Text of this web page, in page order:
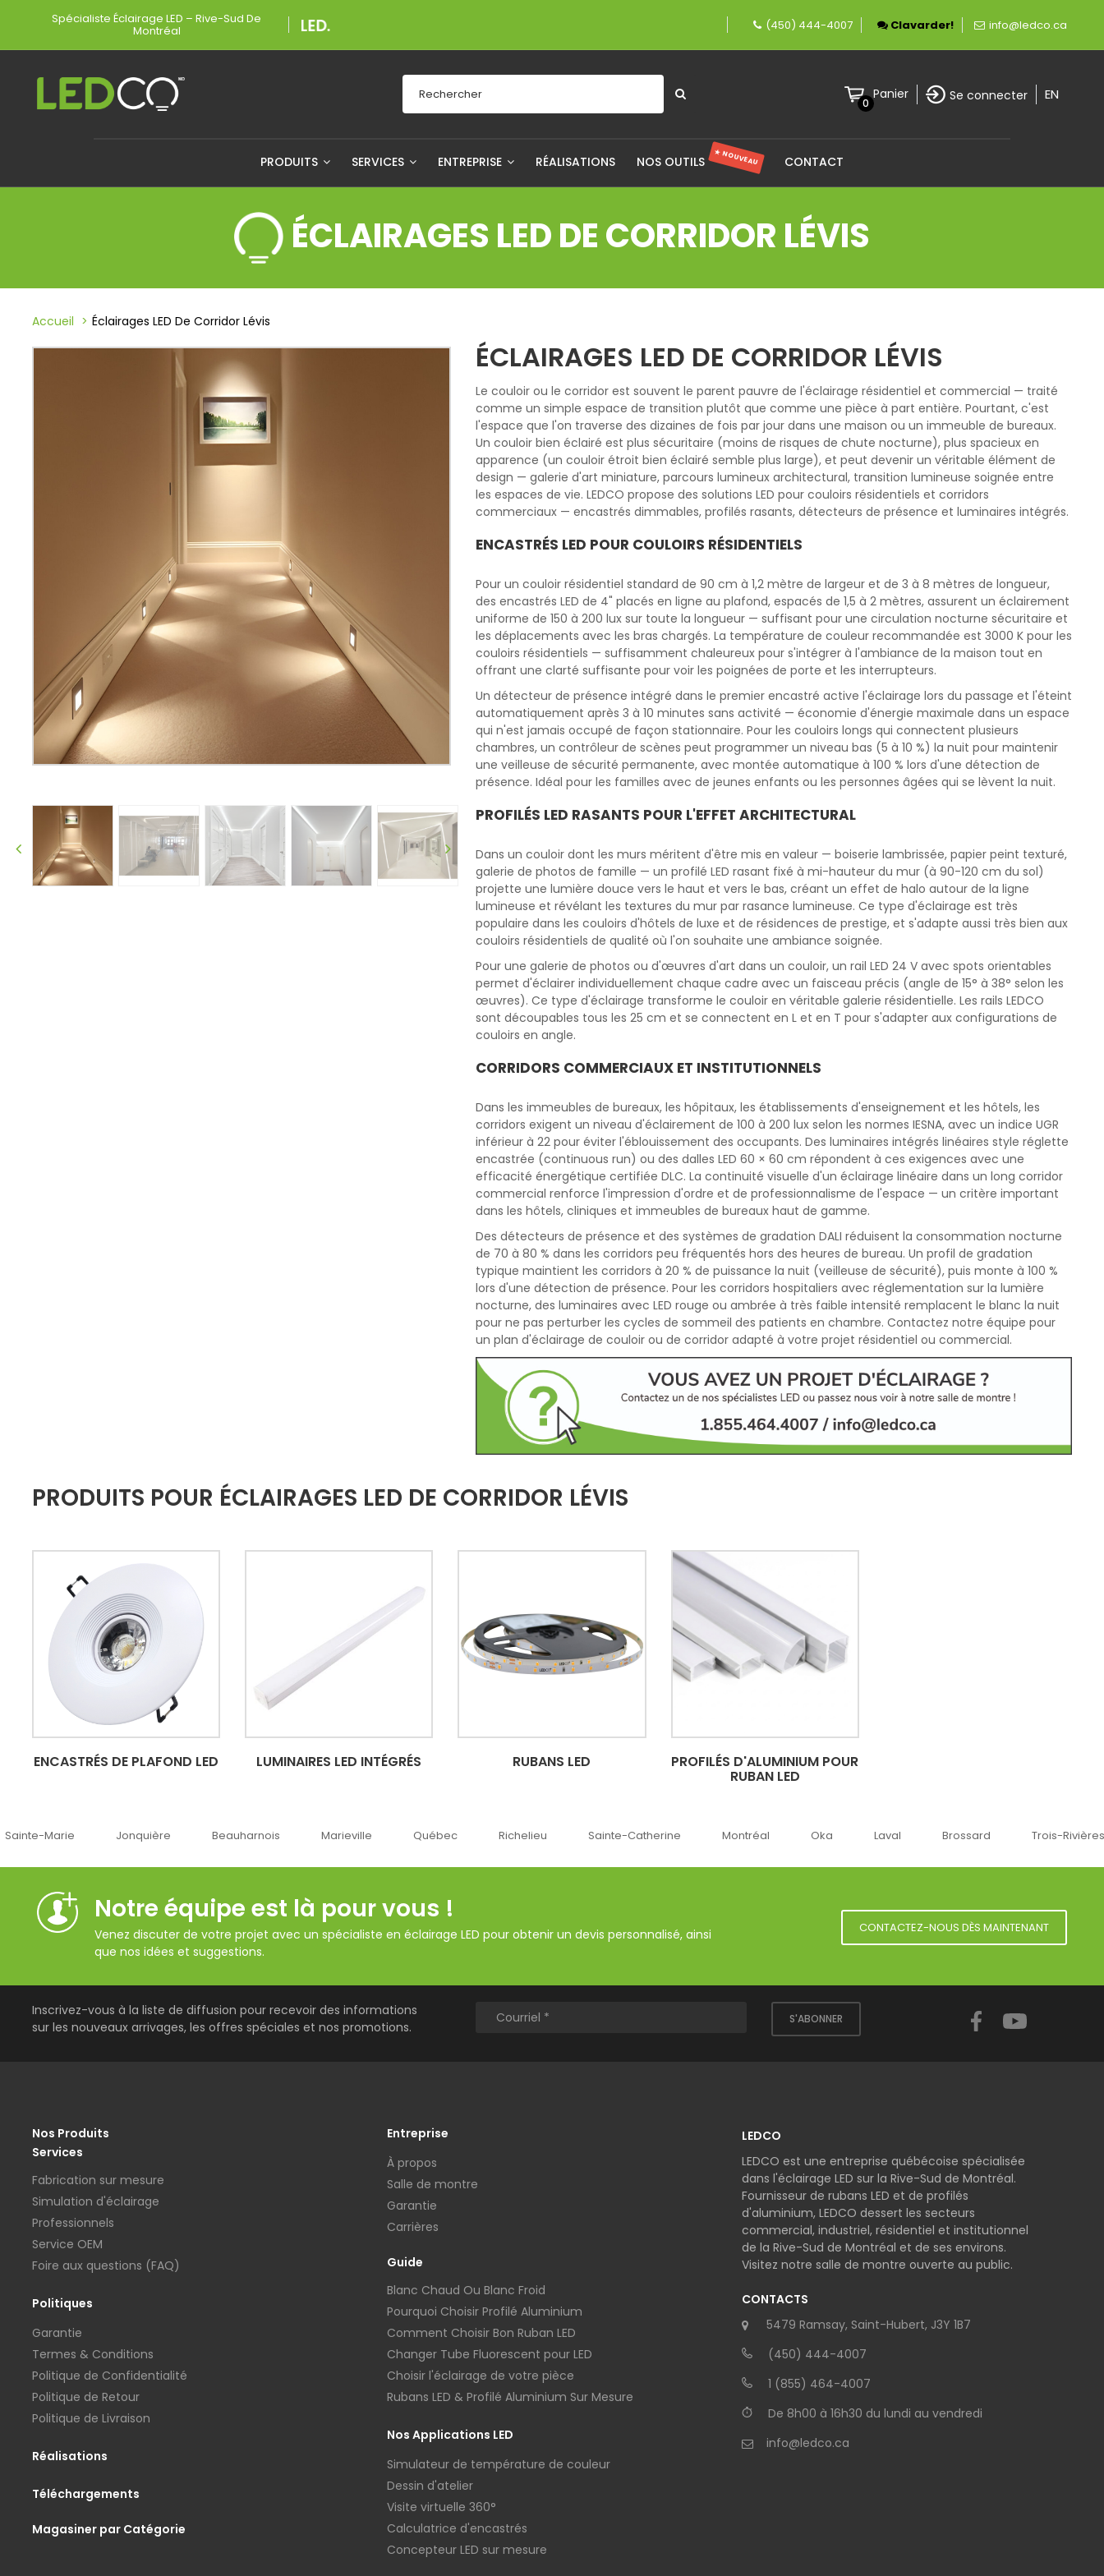
Spécialiste Éclairage LED – Rive-Sud De
Montréal Une entreprise fièrement canadienne spécialisée en éclairage
(450) 444-4007 Clavarder! info@ledco.ca
0
Panier Se connecter EN
PRODUITS SERVICES ENTREPRISE RÉALISATIONS NOS OUTILS ★ NOUVEAU CONTACT
ÉCLAIRAGES LED DE CORRIDOR LÉVIS
Accueil Éclairages LED De Corridor Lévis
ÉCLAIRAGES LED DE CORRIDOR LÉVIS
Le couloir ou le corridor est souvent le parent pauvre de l'éclairage résidentiel et commercial — traité
comme un simple espace de transition plutôt que comme une pièce à part entière. Pourtant, c'est
l'espace que l'on traverse des dizaines de fois par jour dans une maison ou un immeuble de bureaux.
Un couloir bien éclairé est plus sécuritaire (moins de risques de chute nocturne), plus spacieux en
apparence (un couloir étroit bien éclairé semble plus large), et peut devenir un véritable élément de
design — galerie d'art miniature, parcours lumineux architectural, transition lumineuse soignée entre
les espaces de vie. LEDCO propose des solutions LED pour couloirs résidentiels et corridors
commerciaux — encastrés dimmables, profilés rasants, détecteurs de présence et luminaires intégrés.
ENCASTRÉS LED POUR COULOIRS RÉSIDENTIELS
Pour un couloir résidentiel standard de 90 cm à 1,2 mètre de largeur et de 3 à 8 mètres de longueur,
des encastrés LED de 4" placés en ligne au plafond, espacés de 1,5 à 2 mètres, assurent un éclairement
uniforme de 150 à 200 lux sur toute la longueur — suffisant pour une circulation nocturne sécuritaire et
les déplacements avec les bras chargés. La température de couleur recommandée est 3000 K pour les
couloirs résidentiels — suffisamment chaleureux pour s'intégrer à l'ambiance de la maison tout en
offrant une clarté suffisante pour voir les poignées de porte et les interrupteurs.
Un détecteur de présence intégré dans le premier encastré active l'éclairage lors du passage et l'éteint
automatiquement après 3 à 10 minutes sans activité — économie d'énergie maximale dans un espace
qui n'est jamais occupé de façon stationnaire. Pour les couloirs longs qui connectent plusieurs
chambres, un contrôleur de scènes peut programmer un niveau bas (5 à 10 %) la nuit pour maintenir
une veilleuse de sécurité permanente, avec montée automatique à 100 % lors d'une détection de
présence. Idéal pour les familles avec de jeunes enfants ou les personnes âgées qui se lèvent la nuit.
PROFILÉS LED RASANTS POUR L'EFFET ARCHITECTURAL
Dans un couloir dont les murs méritent d'être mis en valeur — boiserie lambrissée, papier peint texturé,
galerie de photos de famille — un profilé LED rasant fixé à mi-hauteur du mur (à 90-120 cm du sol)
projette une lumière douce vers le haut et vers le bas, créant un effet de halo autour de la ligne
lumineuse et révélant les textures du mur par rasance lumineuse. Ce type d'éclairage est très
populaire dans les couloirs d'hôtels de luxe et de résidences de prestige, et s'adapte aussi très bien aux
couloirs résidentiels de qualité où l'on souhaite une ambiance soignée.
Pour une galerie de photos ou d'œuvres d'art dans un couloir, un rail LED 24 V avec spots orientables
permet d'éclairer individuellement chaque cadre avec un faisceau précis (angle de 15° à 38° selon les
œuvres). Ce type d'éclairage transforme le couloir en véritable galerie résidentielle. Les rails LEDCO
sont découpables tous les 25 cm et se connectent en L et en T pour s'adapter aux configurations de
couloirs en angle.
CORRIDORS COMMERCIAUX ET INSTITUTIONNELS
Dans les immeubles de bureaux, les hôpitaux, les établissements d'enseignement et les hôtels, les
corridors exigent un niveau d'éclairement de 100 à 200 lux selon les normes IESNA, avec un indice UGR
inférieur à 22 pour éviter l'éblouissement des occupants. Des luminaires intégrés linéaires style réglette
encastrée (continuous run) ou des dalles LED 60 × 60 cm répondent à ces exigences avec une
efficacité énergétique certifiée DLC. La continuité visuelle d'un éclairage linéaire dans un long corridor
commercial renforce l'impression d'ordre et de professionnalisme de l'espace — un critère important
dans les hôtels, cliniques et immeubles de bureaux haut de gamme.
Des détecteurs de présence et des systèmes de gradation DALI réduisent la consommation nocturne
de 70 à 80 % dans les corridors peu fréquentés hors des heures de bureau. Un profil de gradation
typique maintient les corridors à 20 % de puissance la nuit (veilleuse de sécurité), puis monte à 100 %
lors d'une détection de présence. Pour les corridors hospitaliers avec réglementation sur la lumière
nocturne, des luminaires avec LED rouge ou ambrée à très faible intensité remplacent le blanc la nuit
pour ne pas perturber les cycles de sommeil des patients en chambre. Contactez notre équipe pour
un plan d'éclairage de couloir ou de corridor adapté à votre projet résidentiel ou commercial.
PRODUITS POUR ÉCLAIRAGES LED DE CORRIDOR LÉVIS
ENCASTRÉS DE PLAFOND LED LUMINAIRES LED INTÉGRÉS RUBANS LED PROFILÉS D'ALUMINIUM POUR
RUBAN LED
Jonquière Beauharnois Marieville Québec Richelieu Sainte-Catherine Montréal Oka Laval Brossard Trois-Rivières
Notre équipe est là pour vous !
Venez discuter de votre projet avec un spécialiste en éclairage LED pour obtenir un devis personnalisé, ainsi
que nos idées et suggestions.
CONTACTEZ-NOUS DÈS MAINTENANT
Inscrivez-vous à la liste de diffusion pour recevoir des informations
sur les nouveaux arrivages, les offres spéciales et nos promotions.
S'ABONNER
Facebook
Nos Produits
Services
Fabrication sur mesure
Simulation d'éclairage
Professionnels
Service OEM
Foire aux questions (FAQ)
Politiques
Garantie
Termes & Conditions
Politique de Confidentialité
Politique de Retour
Politique de Livraison
Réalisations
Téléchargements
Magasiner par Catégorie
Entreprise
À propos
Salle de montre
Garantie
Carrières
Guide
Blanc Chaud Ou Blanc Froid
Pourquoi Choisir Profilé Aluminium
Comment Choisir Bon Ruban LED
Changer Tube Fluorescent pour LED
Choisir l'éclairage de votre pièce
Rubans LED & Profilé Aluminium Sur Mesure
Nos Applications LED
Simulateur de température de couleur
Dessin d'atelier
Visite virtuelle 360°
Calculatrice d'encastrés
Concepteur LED sur mesure
LEDCO
LEDCO est une entreprise québécoise spécialisée
dans l'éclairage LED sur la Rive-Sud de Montréal.
Fournisseur de rubans LED et de profilés
d'aluminium, LEDCO dessert les secteurs
commercial, industriel, résidentiel et institutionnel
de la Rive-Sud de Montréal et de ses environs.
Visitez notre salle de montre ouverte au public.
CONTACTS
5479 Ramsay, Saint-Hubert, J3Y 1B7
(450) 444-4007
1 (855) 464-4007
De 8h00 à 16h30 du lundi au vendredi
info@ledco.ca